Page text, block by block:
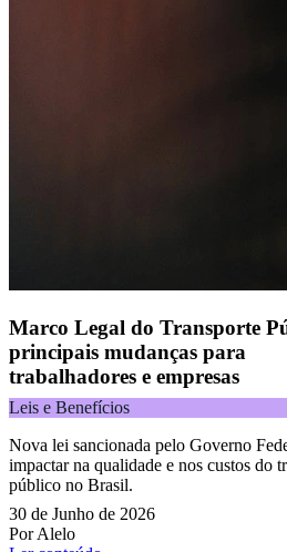
Marco Legal do Transporte
principais mudanças para
trabalhadores e empresas
Leis e Benefícios
Nova lei sancionada pelo Governo
impactar na qualidade e nos custos do
público no Brasil.
30 de Junho de 2026
Por Alelo